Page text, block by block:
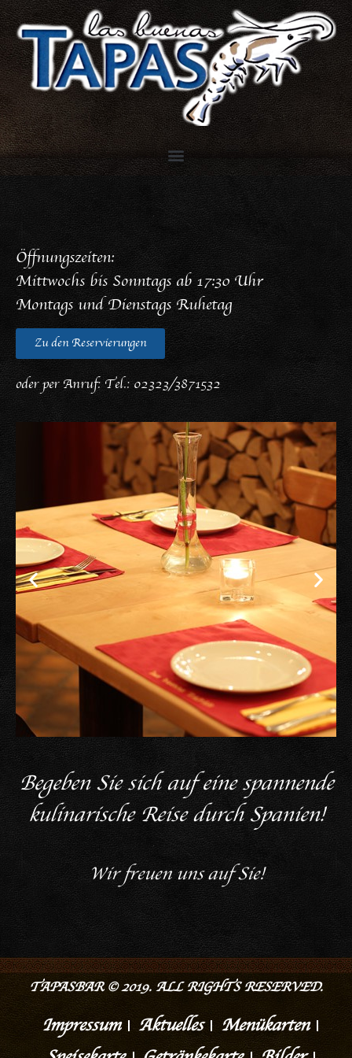
Öffnungszeiten:
Mittwochs bis Sonntags ab 17:30 Uhr
Montags und Dienstags Ruhetag
Zu den Reservierungen
oder per Anruf:Tel.: 02323/3871532
Begeben Sie sich auf eine spannende
kulinarische Reise durch Spanien!
Wir freuen uns auf Sie!
TAPASBAR © 2019. ALL RIGHTS RESERVED.
Impressum Aktuelles
Menükarten